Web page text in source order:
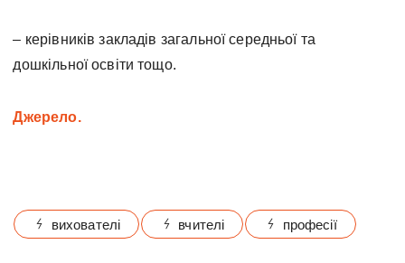
– керівників закладів загальної середньої та
дошкільної освіти тощо.
Джерело.
вихователі вчителі професії